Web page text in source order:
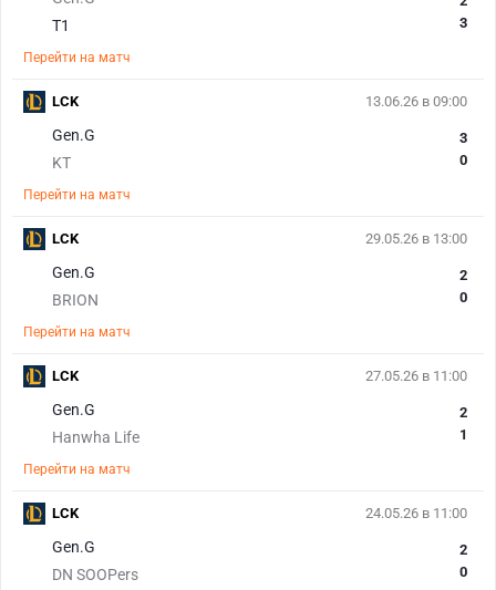
T1
3
Перейти на матч
13.06.26 в 09:00
Gen.G
KT
3
0
Перейти на матч
LCK
29.05.26 в 13:00
Gen.G
BRION
2
0
Перейти на матч
LCK
27.05.26 в 11:00
Gen.G
Hanwha Life
2
1
Перейти на матч
LCK
24.05.26 в 11:00
Gen.G
DN SOOPers
2
0
LCK